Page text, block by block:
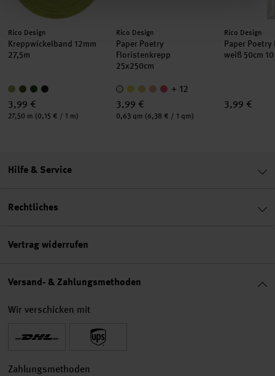
Hersteller:
Rico Design
Kreppwickelband 12mm
27,5m
3,99 €
Inhalt:
27,50 m (0,15 € / 1 m)
Hersteller:
Rico Design
Paper Poetry
Floristenkrepp
25x250cm
+ 12
3,99 €
Inhalt:
0,63 qm (6,38 € / 1 qm)
Hersteller:
Rico Design
Paper
weiß 50cm
3,99 €
Hilfe & Service
Rechtliches
Vertrag widerrufen
Versand- & Zahlungsmethoden
Wir verschicken mit
Zahlungsmethoden